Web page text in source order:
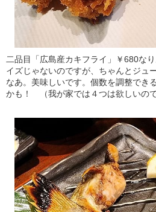
二品目「広島産カキフライ」￥680な
イズじゃないのですが、ちゃんとジュ
なあ。美味しいです。個数を調整でき
かも！ （我が家では４つは欲しいので